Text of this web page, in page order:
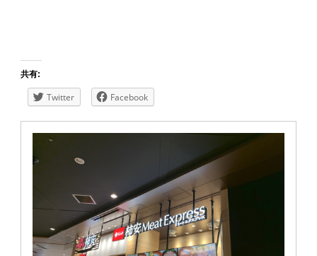
共有:
Twitter Facebook